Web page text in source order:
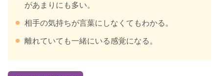
があまりにも多い。
相手の気持ちが言葉にしなくてもわかる。
離れていても一緒にいる感覚になる。